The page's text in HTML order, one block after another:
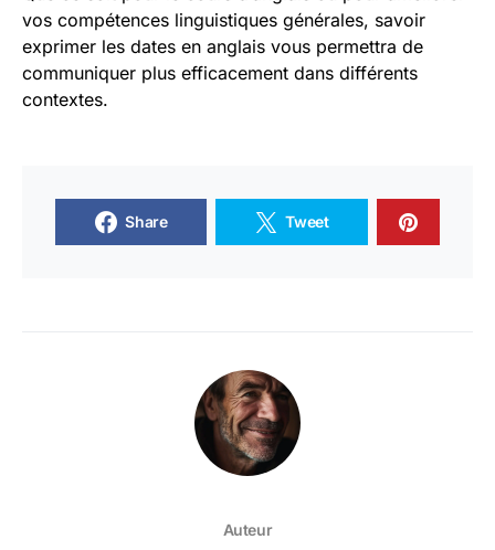
vos compétences linguistiques générales, savoir
exprimer les dates en anglais vous permettra de
communiquer plus efficacement dans différents
contextes.
Share Tweet
Auteur